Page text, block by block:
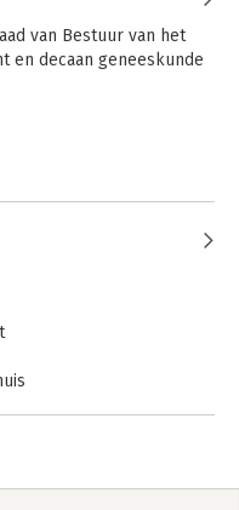
van Bestuur van het
en decaan geneeskunde